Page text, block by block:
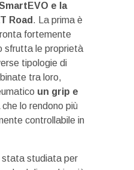
e la
Road . La prima è
fortemente
sfrutta le proprietà
tipologie di
tra loro,
un grip e
che lo rendono più
controllabile in
stata studiata per